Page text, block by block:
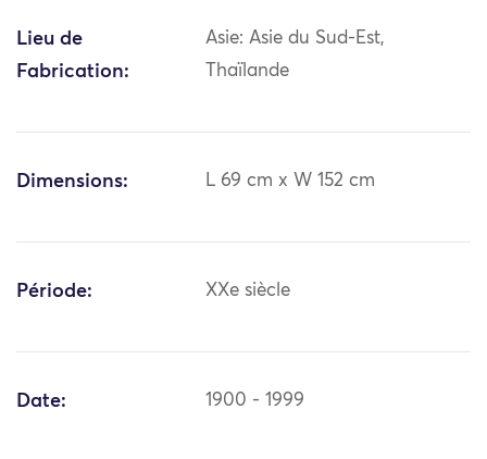
Lieu de
Fabrication:
Asie: Asie du Sud-Est,
Thaïlande
Dimensions: L 69 cm x W 152 cm
Période: XXe siècle
Date: 1900 - 1999